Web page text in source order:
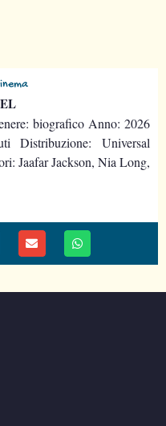
biografico Anno: 2026
Distribuzione: Universal
Jaafar Jackson, Nia Long,